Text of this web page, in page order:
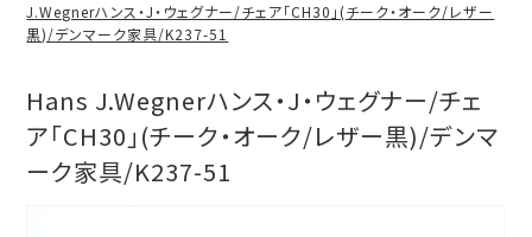
J.Wegnerハンス・J・ウェグナー/チェア「CH30」(チーク・オーク/レザー
黒)/デンマーク家具/K237-51
Hans J.Wegnerハンス・J・ウェグナー/チェ
ア「CH30」(チーク・オーク/レザー黒)/デンマ
ーク家具/K237-51